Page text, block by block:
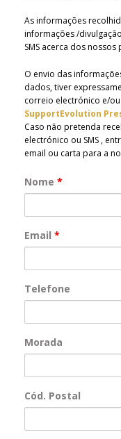
As informações
informações /
SMS acerca dos
O envio das
dados, tiver
correio electrónico e/ou
SupportEvolution
Caso não pretenda
electrónico ou SMS ,
email ou carta para a
Nome *
Email *
Telefone
Morada
Cód. Postal